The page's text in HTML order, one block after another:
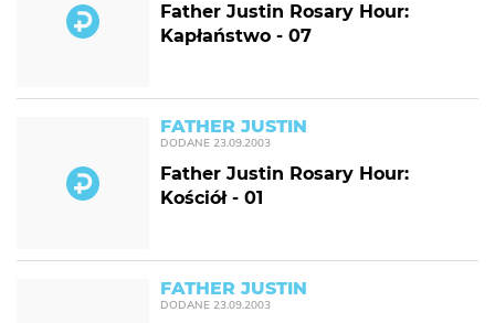
Father Justin Rosary Hour:
Kapłaństwo - 07
FATHER JUSTIN
DODANE 23.09.2003
Father Justin Rosary Hour:
Kościół - 01
FATHER JUSTIN
DODANE 23.09.2003